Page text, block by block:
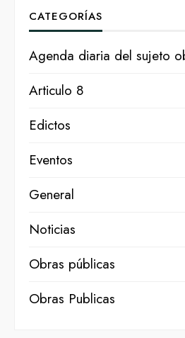
CATEGORÍAS
Agenda diaria del sujeto
Articulo 8
Edictos
Eventos
General
Noticias
Obras públicas
Obras Publicas